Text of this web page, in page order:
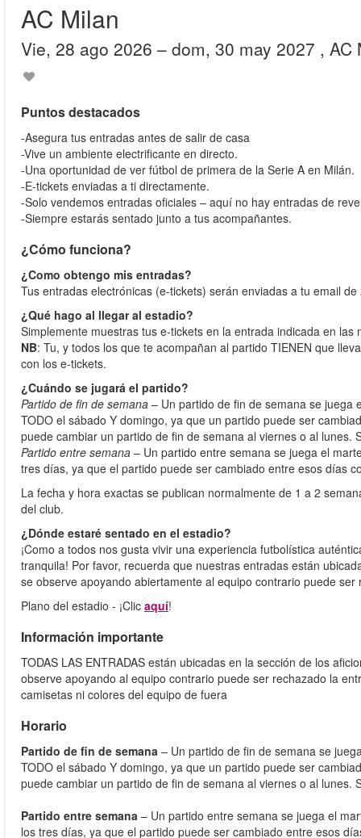
AC Milan
vie, 28 ago 2026 – dom, 30 may 2027 , AC
Puntos destacados
-Asegura tus entradas antes de salir de casa
-Vive un ambiente electrificante en directo.
-Una oportunidad de ver fútbol de primera de la Serie A en Milán.
-E-tickets enviadas a ti directamente.
-Solo vendemos entradas oficiales – aquí no hay entradas de
-Siempre estarás sentado junto a tus acompañantes.
¿Cómo funciona?
¿Como obtengo mis entradas?
Tus entradas electrónicas (e-tickets) serán enviadas a tu email
¿Qué hago al llegar al estadio?
Simplemente muestras tus e-tickets en la entrada indicada en
NB: Tu, y todos los que te acompañan al partido TIENEN que
con los e-tickets.
¿Cuándo se jugará el partido?
Partido de fin de semana – Un partido de fin de semana se juega
TODO el sábado Y domingo, ya que un partido puede ser
puede cambiar un partido de fin de semana al viernes o al lunes.
Partido entre semana – Un partido entre semana se juega el
tres días, ya que el partido puede ser cambiado entre esos días
La fecha y hora exactas se publican normalmente de 1 a 2
del club.
¿Dónde estaré sentado en el estadio?
¡Como a todos nos gusta vivir una experiencia futbolística
tranquila! Por favor, recuerda que nuestras entradas están
se observe apoyando abiertamente al equipo contrario puede
Plano del estadio - ¡Clic aquí!
Información importante
TODAS LAS ENTRADAS están ubicadas en la sección de los
observe apoyando al equipo contrario puede ser rechazado la
camisetas ni colores del equipo de fuera
Horario
Partido de fin de semana – Un partido de fin de semana se
TODO el sábado Y domingo, ya que un partido puede ser
puede cambiar un partido de fin de semana al viernes o al lunes.
Partido entre semana – Un partido entre semana se juega el
los tres días, ya que el partido puede ser cambiado entre esos